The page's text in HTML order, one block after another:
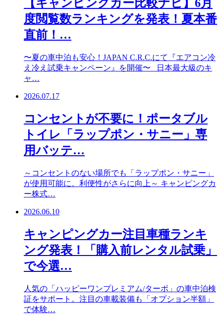
【キャンピングカー比較ナビ】6月
度閲覧数ランキングを発表！夏本番
直前！…
〜夏の車中泊も安心！JAPAN C.R.C.にて『エアコン冷
え冷え試乗キャンペーン』を開催〜 日本最大級のキ
ャ…
2026.07.17
コンセントが不要に！ポータブル
トイレ「ラップポン・サニー」専
用バッテ…
～コンセントのない場所でも「ラップポン・サニー」
が使用可能に。利便性がさらに向上～ キャンピングカ
ー株式…
2026.06.10
キャンピングカー注目車種ランキ
ング発表！「購入前レンタル試乗」
で今選…
人気の「ハッピーワンプレミアム/ターボ」の車中泊検
証をサポート。注目の車載装備も「オプション半額」
で体験…